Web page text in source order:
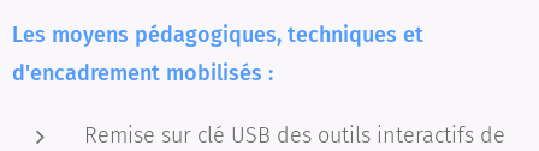
Les moyens pédagogiques, techniques et
d'encadrement mobilisés :
Remise sur clé USB des outils interactifs de